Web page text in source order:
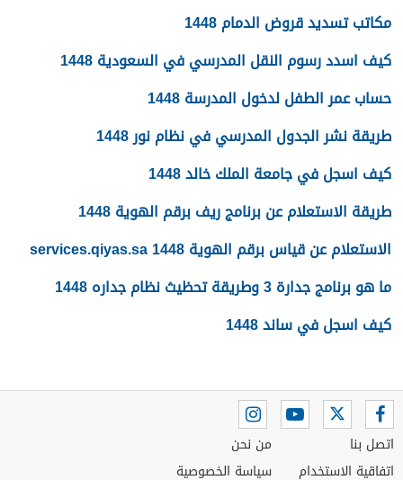
مكاتب تسديد قروض الدمام 1448
كيف اسدد رسوم النقل المدرسي في السعودية 1448
حساب عمر الطفل لدخول المدرسة 1448
طريقة نشر الجدول المدرسي في نظام نور 1448
كيف اسجل في جامعة الملك خالد 1448
طريقة الاستعلام عن برنامج ريف برقم الهوية 1448
الاستعلام عن قياس برقم الهوية 1448 services.qiyas.sa
ما هو برنامج جدارة 3 وطريقة تحظيث نظام جداره 1448
كيف اسجل في ساند 1448
اتصل بنا
اتفاقية الاستخدام
من نحن
سياسة الخصوصية